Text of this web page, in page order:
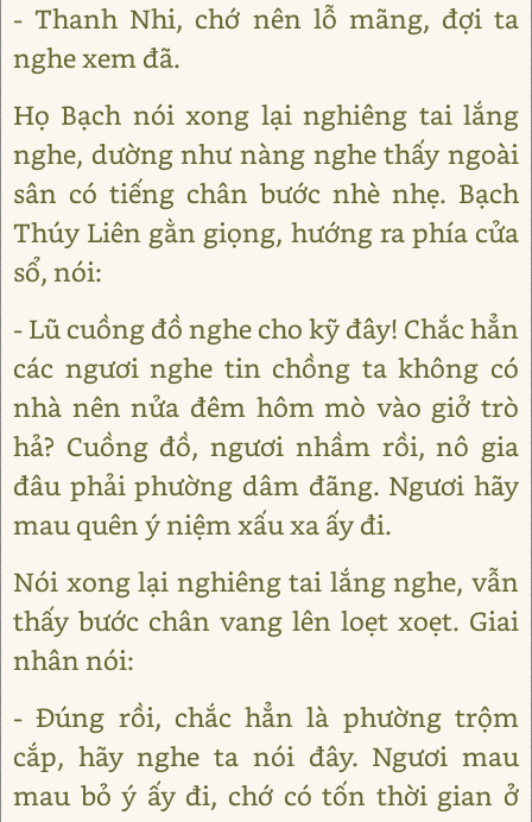
- Thanh Nhi, chớ nên lỗ mãng, đợi ta
nghe xem đã.
Họ Bạch nói xong lại nghiêng tai lắng
nghe, dường như nàng nghe thấy ngoài
sân có tiếng chân bước nhè nhẹ. Bạch
Thúy Liên gằn giọng, hướng ra phía cửa
sổ, nói:
- Lũ cuồng đồ nghe cho kỹ đây! Chắc hẳn
các ngươi nghe tin chồng ta không có
nhà nên nửa đêm hôm mò vào giở trò
hả? Cuồng đồ, ngươi nhầm rồi, nô gia
đâu phải phường dâm đãng. Ngươi hãy
mau quên ý niệm xấu xa ấy đi.
Nói xong lại nghiêng tai lắng nghe, vẫn
thấy bước chân vang lên loẹt xoẹt. Giai
nhân nói:
- Đúng rồi, chắc hẳn là phường trộm
cắp, hãy nghe ta nói đây. Ngươi mau
mau bỏ ý ấy đi, chớ có tốn thời gian ở